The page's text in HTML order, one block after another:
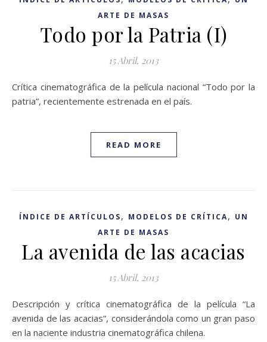
ARTE DE MASAS
Todo por la Patria (I)
15 Abril, 2013
Crítica cinematográfica de la película nacional “Todo por la
patria”, recientemente estrenada en el país.
READ MORE
ÍNDICE DE ARTÍCULOS, MODELOS DE CRÍTICA, UN
ARTE DE MASAS
La avenida de las acacias
15 Abril, 2013
Descripción y crítica cinematográfica de la película “La
avenida de las acacias”, considerándola como un gran paso
en la naciente industria cinematográfica chilena.